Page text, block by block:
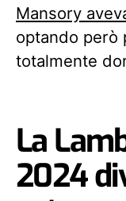
Mansory
optando però
totalmente
La
2024